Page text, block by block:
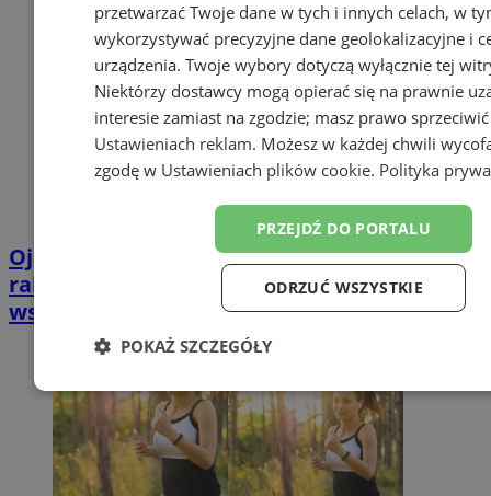
Ojciec pięciorga dzieci z Katowic walczy z
rakiem wątroby! Potrzebne nasze
wsparcie!
przetwarzać Twoje dane w tych i innych celach, w
wykorzystywać precyzyjne dane geolokalizacyjne i
urządzenia. Twoje wybory dotyczą wyłącznie tej
Niektórzy dostawcy mogą opierać się na prawnie
interesie zamiast na zgodzie; masz prawo
Ustawieniach reklam. Możesz w każdej chwili
zgodę w Ustawieniach plików cookie. Polityka
PRZEJDŹ DO PORTALU
ODRZUĆ WSZYSTKIE
POKAŻ SZCZEGÓŁY
Niezbędne Wydajność Targetowanie
Niesklasyfikowane